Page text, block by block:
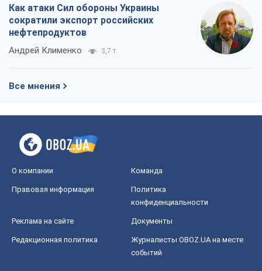
Как атаки Сил обороны Украины
сократили экспорт российских
нефтепродуктов
Андрей Клименко 3,7 т.
Все мнения
О компании Команда
Правовая информация
Политика
конфиденциальности
Реклама на сайте Документы
Редакционная политика
Журналисты OBOZ.UA на месте
событий